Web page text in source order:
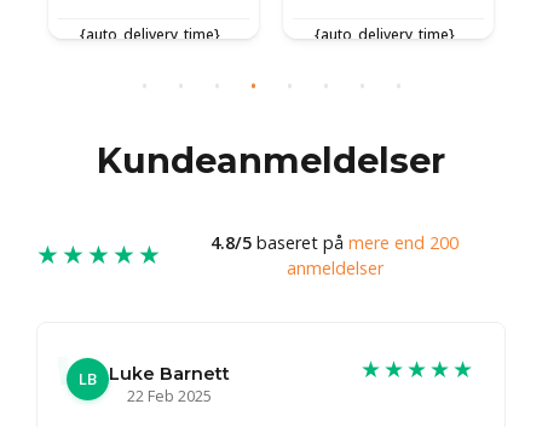
{auto_delivery_time} {auto_delivery_time}
Kundeanmeldelser
★★★★★ 4.8/5 baseret på mere end 200
anmeldelser
LB
Luke Barnett
22 Feb 2025
★★★★★